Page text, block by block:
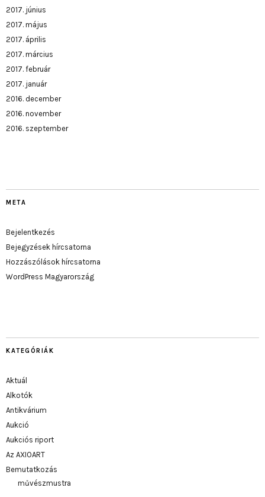
2017. június
2017. május
2017. április
2017. március
2017. február
2017. január
2016. december
2016. november
2016. szeptember
META
Bejelentkezés
Bejegyzések hírcsatorna
Hozzászólások hírcsatorna
WordPress Magyarország
KATEGÓRIÁK
Aktuál
Alkotók
Antikvárium
Aukció
Aukciós riport
Az AXIOART
Bemutatkozás
művészmustra